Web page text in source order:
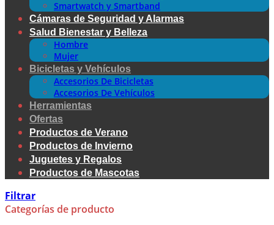
Smartwatch y Smartband
Cámaras de Seguridad y Alarmas
Salud Bienestar y Belleza
Hombre
Mujer
Bicicletas y Vehículos
Accesorios De Bicicletas
Accesorios De Vehículos
Herramientas
Ofertas
Productos de Verano
Productos de Invierno
Juguetes y Regalos
Productos de Mascotas
Filtrar
Categorías de producto